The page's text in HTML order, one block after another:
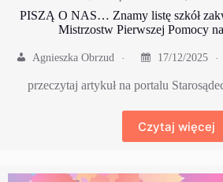
PISZĄ O NAS… Znamy listę szkół
Mistrzostw Pierwszej Pomocy
Agnieszka Obrzud 17/12/2025
przeczytaj artykuł na portalu
Czytaj więcej